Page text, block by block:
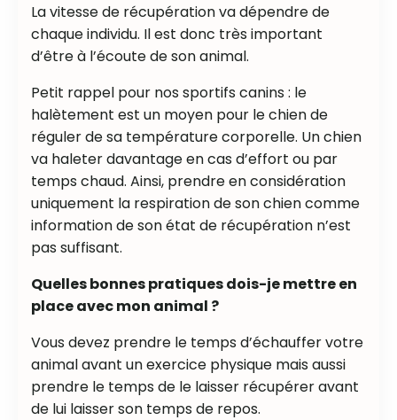
La vitesse de récupération va dépendre de
chaque individu. Il est donc très important
d’être à l’écoute de son animal.
Petit rappel pour nos sportifs canins : le
halètement est un moyen pour le chien de
réguler de sa température corporelle. Un chien
va haleter davantage en cas d’effort ou par
temps chaud. Ainsi, prendre en considération
uniquement la respiration de son chien comme
information de son état de récupération n’est
pas suffisant.
Quelles bonnes pratiques dois-je mettre en
place avec mon animal ?
Vous devez prendre le temps d’échauffer votre
animal avant un exercice physique mais aussi
prendre le temps de le laisser récupérer avant
de lui laisser son temps de repos.